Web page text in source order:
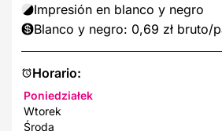
Horario:
Poniedziałek
Wtorek
Środa
Impresión en blanco y negro
Blanco y negro: 0,69 zł bruto/